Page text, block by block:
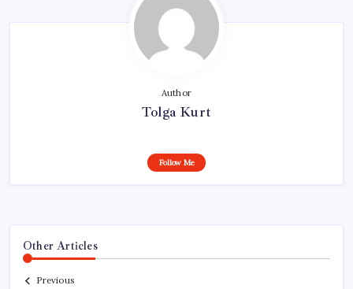
Author
Tolga Kurt
Follow Me
Other Articles
Previous